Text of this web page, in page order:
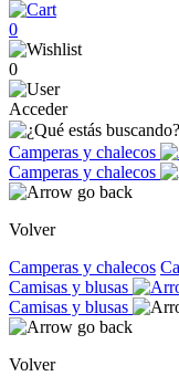
0
0
Acceder
Camperas y chalecos
Camperas y chalecos
Volver
Camperas y chalecos
Camisas y blusas
Camisas y blusas
Volver